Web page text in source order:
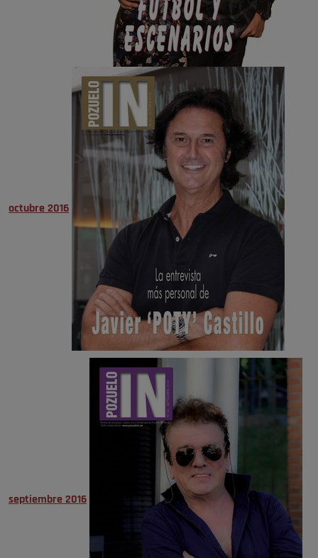
octubre 2016
septiembre 2016